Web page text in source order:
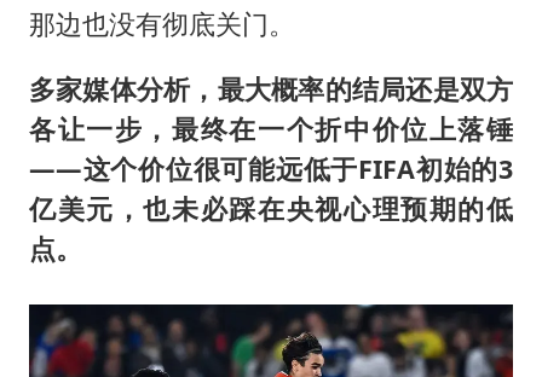
那边也没有彻底关门。
多家媒体分析，最大概率的结局还是双方
各让一步，最终在一个折中价位上落锤
——这个价位很可能远低于FIFA初始的3
亿美元，也未必踩在央视心理预期的低
点。